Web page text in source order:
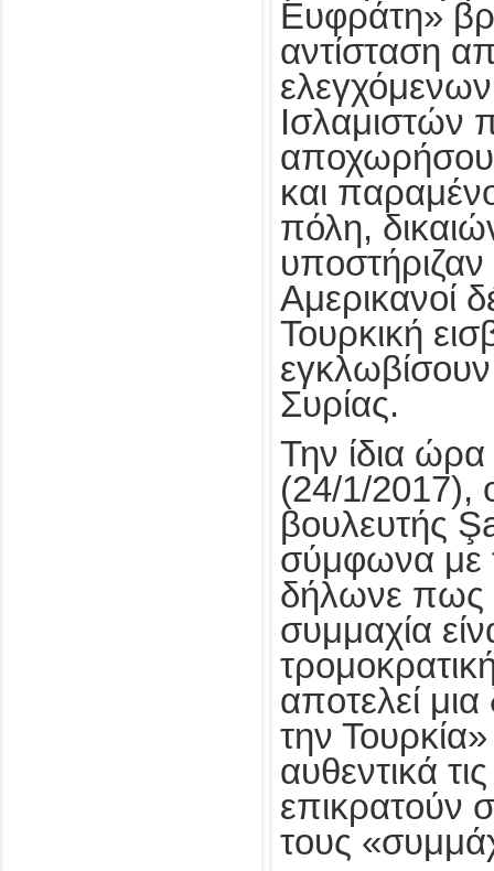
Ευφράτη»
αντίσταση
Ισλαμιστών
και
πόλη,
υποστήριζαν
Αμερικανοί
Τουρκική
Συρίας.
Την ίδια
(24/1/2017),
βουλευτής
σύμφωνα με
δήλωνε πως
συμμαχία
αποτελεί
την
αυθεντικά
επικρατούν
τους